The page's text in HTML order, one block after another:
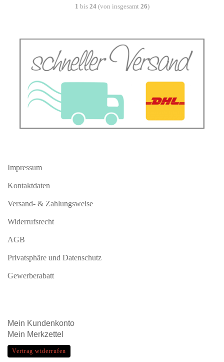
1 bis 24(von insgesamt 26)
Impressum
Kontaktdaten
Versand- & Zahlungsweise
Widerrufsrecht
AGB
Privatsphäre und Datenschutz
Gewerberabatt
Mein Kundenkonto
Mein Merkzettel
Vertrag widerrufen